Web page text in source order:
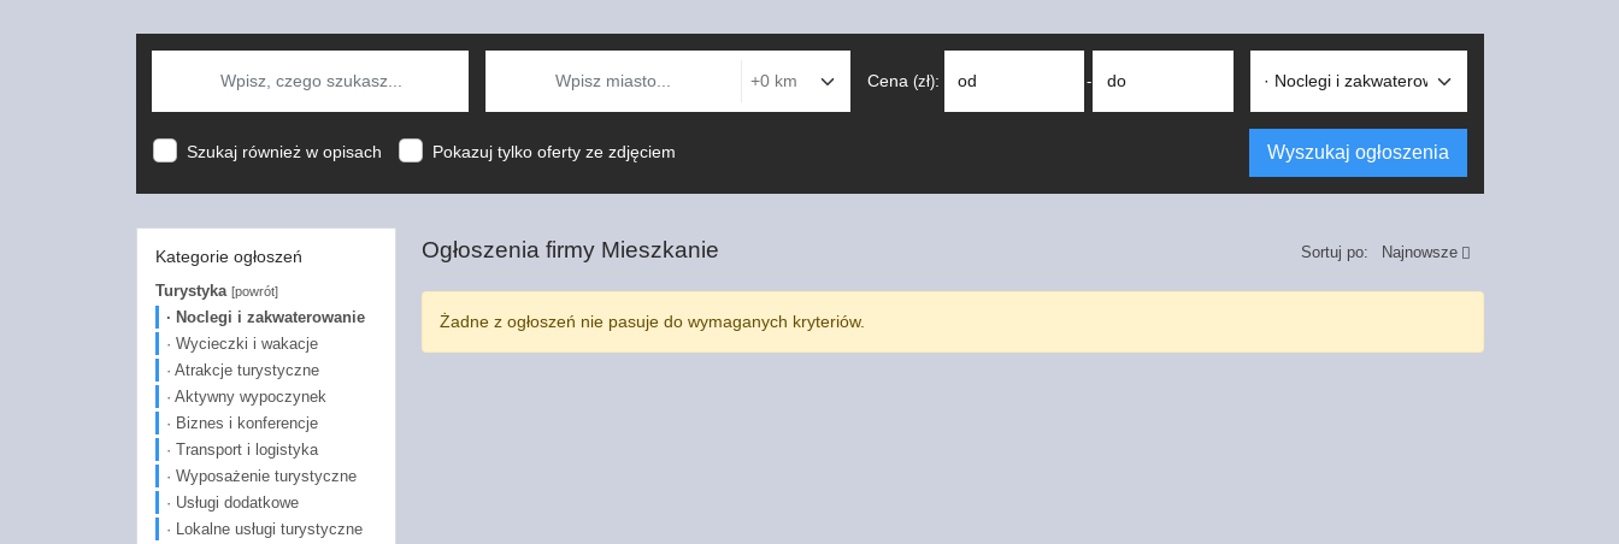
Cena (zł): od - do
Szukaj również w opisach Pokazuj tylko oferty ze zdjęciem Wyszukaj ogłoszenia
Ogłoszenia firmy Mieszkanie Sortuj po: Najnowsze
Żadne z ogłoszeń nie pasuje do wymaganych kryteriów.
Kategorie ogłoszeń
Turystyka [powrót]
· Noclegi i zakwaterowanie
· Wycieczki i wakacje
· Atrakcje turystyczne
· Aktywny wypoczynek
· Biznes i konferencje
· Transport i logistyka
· Wyposażenie turystyczne
· Usługi dodatkowe
· Lokalne usługi turystyczne